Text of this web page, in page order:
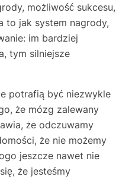
możliwość sukcesu,
to jak system nagrody,
im bardziej
tym silniejsze
potrafią być niezwykle
że mózg zalewany
że odczuwamy
że nie możemy
jeszcze nawet nie
że jesteśmy